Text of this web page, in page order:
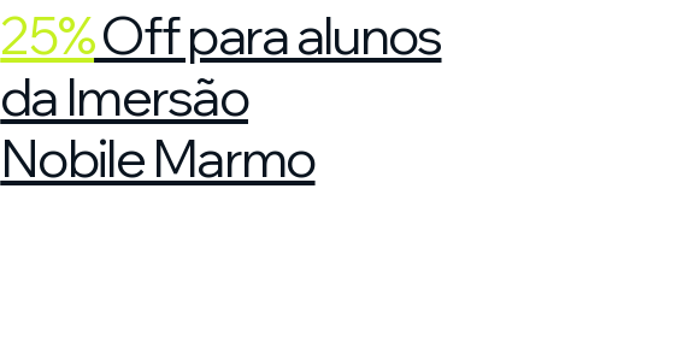
25%Off para alunos
da Imersão
Nobile Marmo